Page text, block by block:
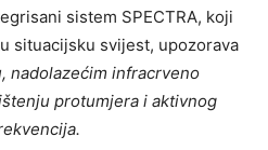
sistem SPECTRA, koji
situacijsku svijest, upozorava
nadolazećim infracrveno
protumjera i aktivnog